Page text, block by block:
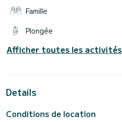
Famille
Plongée
Afficher toutes les activités
Details
Conditions de location